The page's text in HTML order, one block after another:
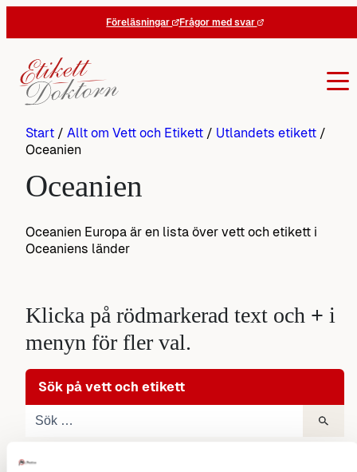
Föreläsningar Frågor med svar
Sök på vett och etikett
Start / Allt om Vett och Etikett / Utlandets etikett /
Oceanien
Oceanien
Oceanien Europa är en lista över vett och etikett i
Oceaniens länder
Klicka på rödmarkerad text och + i
menyn för fler val.